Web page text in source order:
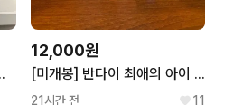
피규어
12,000원
[미개봉] 반다이 최애의 아이 아리마 카나 사복 데이트 피규어
21시간 전 11